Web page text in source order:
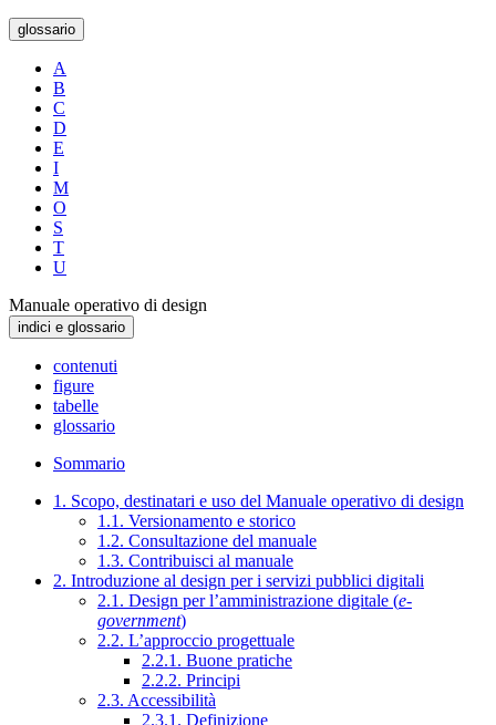
glossario
A
B
C
D
E
I
M
O
S
T
U
Manuale operativo di design
indici e glossario
contenuti
figure
tabelle
glossario
Sommario
1. Scopo, destinatari e uso del Manuale operativo di design
1.1. Versionamento e storico
1.2. Consultazione del manuale
1.3. Contribuisci al manuale
2. Introduzione al design per i servizi pubblici digitali
2.1. Design per l’amministrazione digitale (e-
government)
2.2. L’approccio progettuale
2.2.1. Buone pratiche
2.2.2. Principi
2.3. Accessibilità
2.3.1. Definizione